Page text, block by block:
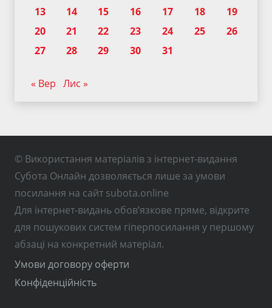
13
14 15 16 17 18
19
20
21 22 23 24 25
26
27
28 29 30 31
« Вер Лис »
© Використання матеріалів з інтернет-видання
Субота Онлайн дозволяється лише за умови
посилання на сайт subota.online
Для інтернет-видань обов’язкове пряме, відкрите
для пошукових систем гіперпосилання у першому
абзаці на конкретний матеріал.
Умови договору оферти
Конфіденційність